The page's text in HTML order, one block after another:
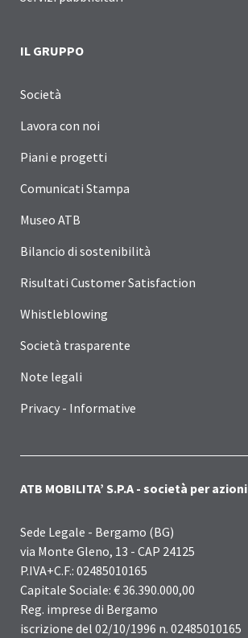
IL GRUPPO
Società
Lavora con noi
Piani e progetti
Comunicati Stampa
Museo ATB
Bilancio di sostenibilità
Risultati Customer Satisfaction
Whistleblowing
Società trasparente
Note legali
Privacy - Informative
ATB MOBILITA’ S.P.A - società per azioni
Sede Legale - Bergamo (BG)
via Monte Gleno, 13 - CAP 24125
P.IVA+C.F.: 02485010165
Capitale Sociale: € 36.390.000,00
Reg. imprese di Bergamo
iscrizione del 02/10/1996 n. 02485010165